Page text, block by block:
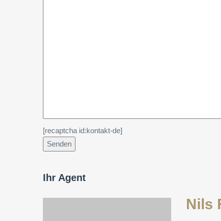
[recaptcha id:kontakt-de]
Ihr Agent
Nils